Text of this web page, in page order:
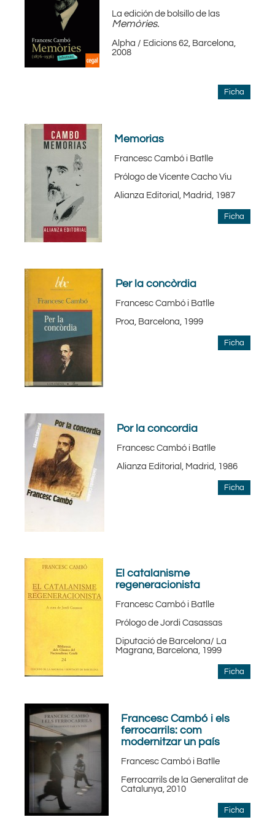
La edición de bolsillo de las
Memòries.
Alpha / Edicions 62, Barcelona,
2008
Ficha
Memorias
Francesc Cambó i Batlle
Prólogo de Vicente Cacho Viu
Alianza Editorial, Madrid, 1987
Ficha
Per la concòrdia
Francesc Cambó i Batlle
Proa, Barcelona, 1999
Ficha
Por la concordia
Francesc Cambó i Batlle
Alianza Editorial, Madrid, 1986
Ficha
El catalanisme
regeneracionista
Francesc Cambó i Batlle
Prólogo de Jordi Casassas
Diputació de Barcelona/ La
Magrana, Barcelona, 1999
Ficha
Francesc Cambó i els
ferrocarrils: com
modernitzar un país
Francesc Cambó i Batlle
Ferrocarrils de la Generalitat de
Catalunya, 2010
Ficha